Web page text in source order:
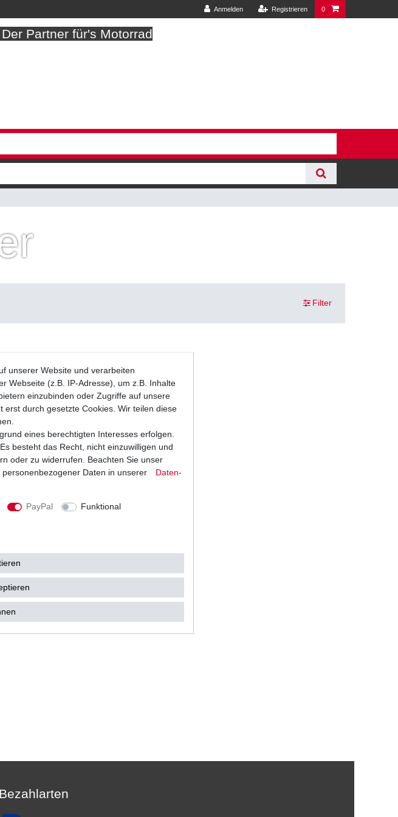
Anmelden Registrieren 0
Partner für's Motorrad
Filter
Bezahlarten
unserer Website und verarbeiten
Webseite (z.B. IP-Adresse), um z.B. Inhalte
einzubinden oder Zugriffe auf unsere
durch gesetzte Cookies. Wir teilen diese
eines berechtigten Interesses erfolgen.
besteht das Recht, nicht einzuwilligen und
oder zu widerrufen. Beachten Sie unser
Daten in unserer
Daten­
PayPal
Funktional